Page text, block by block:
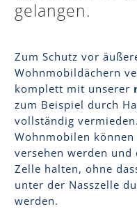
gelangen.
Zum Schutz vor
Wohnmobildächern
komplett mit unserer
zum Beispiel durch
vollständig
Wohnmobilen
versehen werden und
Zelle halten, ohne
unter der Nasszelle
werden.